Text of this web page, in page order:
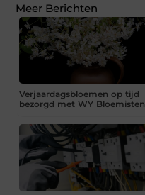
Meer Berichten
Verjaardagsbloemen op tijd
bezorgd met WY Bloemisten